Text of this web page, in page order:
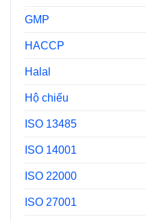
GMP
HACCP
Halal
Hộ chiếu
ISO 13485
ISO 14001
ISO 22000
ISO 27001